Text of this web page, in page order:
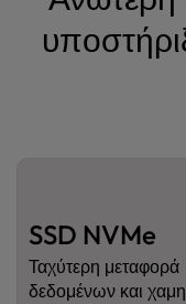
SSD NVMe
Ταχύτερη μεταφορά
δεδομένων και